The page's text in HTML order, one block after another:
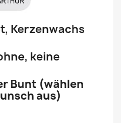
Kerzenwachs
keine
Bunt (wählen
aus)